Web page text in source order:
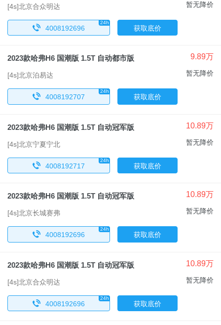
暂无降价
[4s]北京合众明达
x 4008192696
24h
获取底价
9.89万
2023款哈弗H6 国潮版 1.5T 自动都市版
暂无降价
[4s]北京泊易达
x 4008192707
24h
获取底价
10.89万
2023款哈弗H6 国潮版 1.5T 自动冠军版
暂无降价
[4s]北京宁夏宁北
x 4008192717
24h
获取底价
10.89万
2023款哈弗H6 国潮版 1.5T 自动冠军版
暂无降价
[4s]北京长城赛弗
x 4008192696
24h
获取底价
10.89万
2023款哈弗H6 国潮版 1.5T 自动冠军版
暂无降价
[4s]北京合众明达
x 4008192696
24h
获取底价